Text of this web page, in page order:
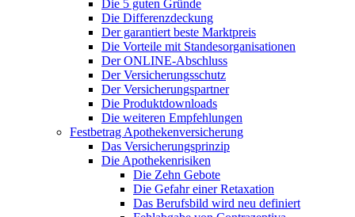
Die 5 guten Gründe
Die Differenzdeckung
Der garantiert beste Marktpreis
Die Vorteile mit Standesorganisationen
Der ONLINE-Abschluss
Der Versicherungsschutz
Der Versicherungspartner
Die Produktdownloads
Die weiteren Empfehlungen
Festbetrag Apothekenversicherung
Das Versicherungsprinzip
Die Apothekenrisiken
Die Zehn Gebote
Die Gefahr einer Retaxation
Das Berufsbild wird neu definiert